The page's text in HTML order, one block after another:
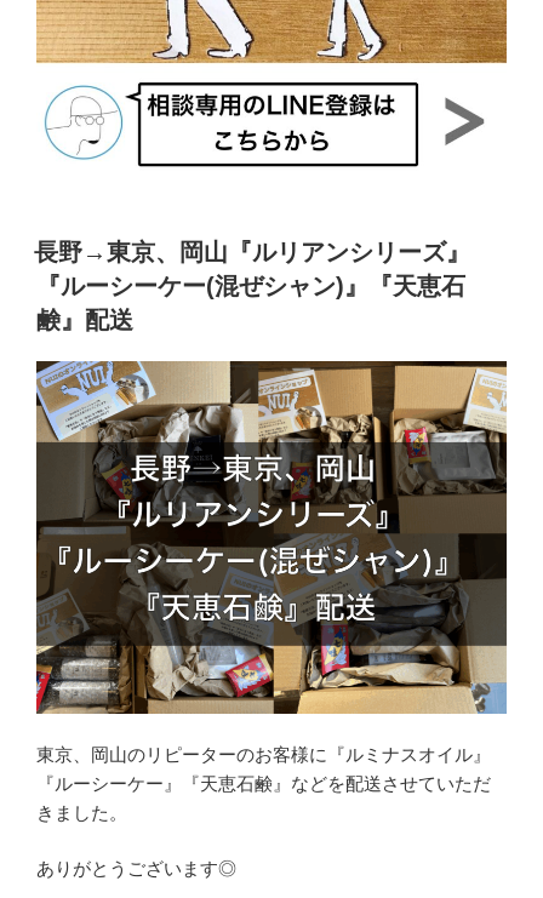
長野→東京、岡山『ルリアンシリーズ』
『ルーシーケー(混ぜシャン)』『天恵石
鹸』配送
東京、岡山のリピーターのお客様に『ルミナスオイル』
『ルーシーケー』『天恵石鹸』などを配送させていただ
きました。
ありがとうございます◎